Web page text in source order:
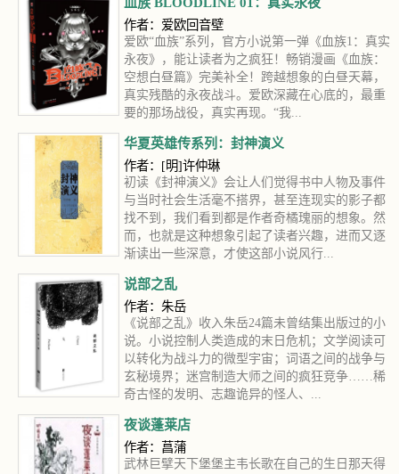
作者：爱欧回音壁
爱欧“血族”系列，官方小说第一弹《血族1：真实
永夜》，能让读者为之疯狂！畅销漫画《血族：
空想白昼篇》完美补全！跨越想象的白昼天幕，
真实残酷的永夜战斗。爱欧深藏在心底的，最重
要的那场战役，真实再现。“我...
华夏英雄传系列：封神演义
作者：[明]许仲琳
初读《封神演义》会让人们觉得书中人物及事件
与当时社会生活毫不搭界，甚至连现实的影子都
找不到，我们看到都是作者奇橘瑰丽的想象。然
而，也就是这种想象引起了读者兴趣，进而又逐
渐读出一些深意，才使这部小说风行...
说部之乱
作者：朱岳
《说部之乱》收入朱岳24篇未曾结集出版过的小
说。小说控制人类造成的末日危机；文学阅读可
以转化为战斗力的微型宇宙；词语之间的战争与
玄秘境界；迷宫制造大师之间的疯狂竞争……稀
奇古怪的发明、志趣诡异的怪人、...
夜谈蓬莱店
作者：菖蒲
武林巨擘天下堡堡主韦长歌在自己的生日那天得